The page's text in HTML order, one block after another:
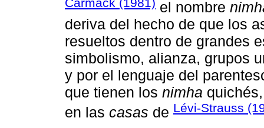
el nombre
deriva del hecho de que los
resueltos dentro de grandes
simbolismo, alianza, grupos
y por el lenguaje del
que tienen los nimha
en las casas de Lévi-Strauss